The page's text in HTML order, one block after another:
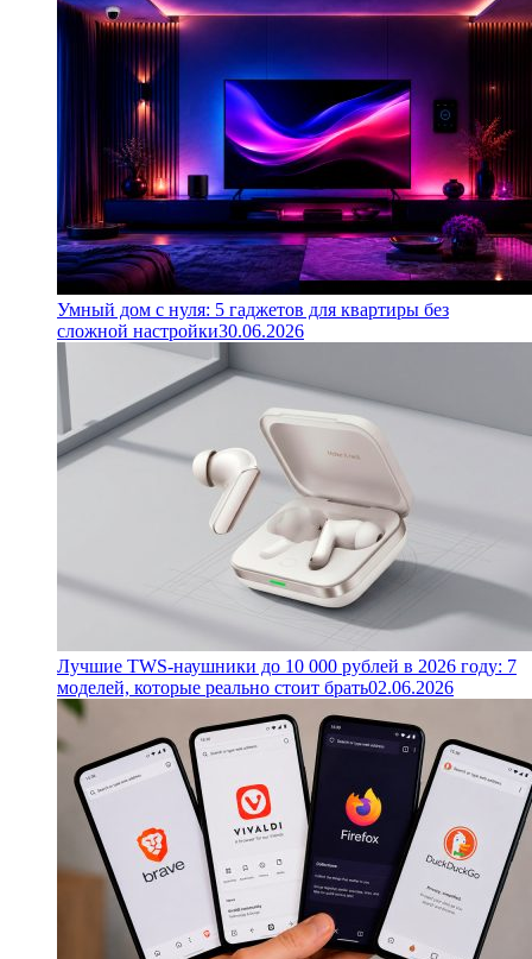
Умный дом с нуля: 5 гаджетов для квартиры без
сложной настройки30.06.2026
Лучшие TWS-наушники до 10 000 рублей в 2026 году: 7
моделей, которые реально стоит брать02.06.2026